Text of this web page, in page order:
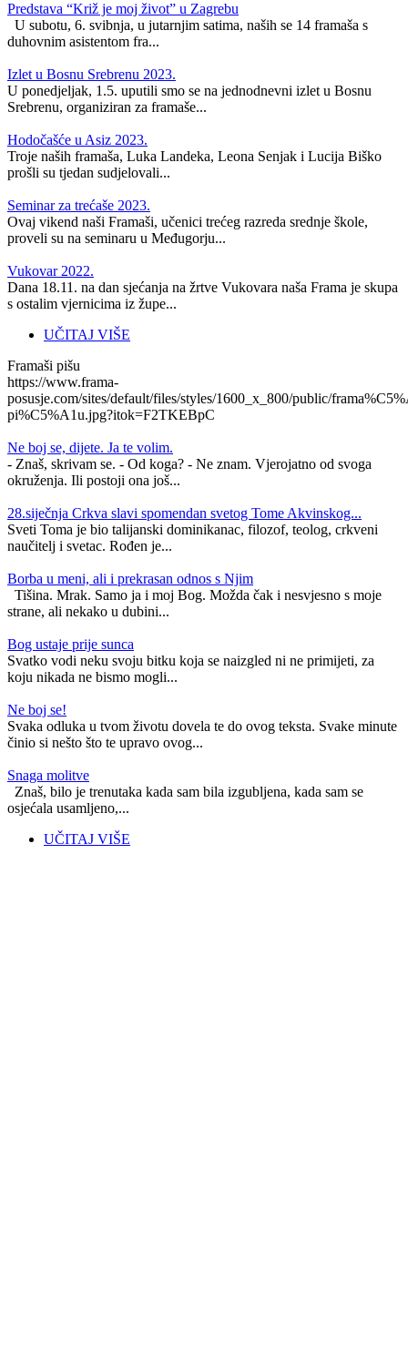
Predstava “Križ je moj život” u Zagrebu
U subotu, 6. svibnja, u jutarnjim satima, naših se 14 framaša s
duhovnim asistentom fra...
Izlet u Bosnu Srebrenu 2023.
U ponedjeljak, 1.5. uputili smo se na jednodnevni izlet u Bosnu
Srebrenu, organiziran za framaše...
Hodočašće u Asiz 2023.
Troje naših framaša, Luka Landeka, Leona Senjak i Lucija Biško
prošli su tjedan sudjelovali...
Seminar za trećaše 2023.
Ovaj vikend naši Framaši, učenici trećeg razreda srednje škole,
proveli su na seminaru u Međugorju...
Vukovar 2022.
Dana 18.11. na dan sjećanja na žrtve Vukovara naša Frama je skupa
s ostalim vjernicima iz župe...
UČITAJ VIŠE
Framaši pišu
https://www.frama-
posusje.com/sites/default/files/styles/1600_x_800/public/
pi%C5%A1u.jpg?itok=F2TKEBpC
Ne boj se, dijete. Ja te volim.
- Znaš, skrivam se. - Od koga? - Ne znam. Vjerojatno od svoga
okruženja. Ili postoji ona još...
28.siječnja Crkva slavi spomendan svetog Tome Akvinskog...
Sveti Toma je bio talijanski dominikanac, filozof, teolog, crkveni
naučitelj i svetac. Rođen je...
Borba u meni, ali i prekrasan odnos s Njim
Tišina. Mrak. Samo ja i moj Bog. Možda čak i nesvjesno s moje
strane, ali nekako u dubini...
Bog ustaje prije sunca
Svatko vodi neku svoju bitku koja se naizgled ni ne primijeti, za
koju nikada ne bismo mogli...
Ne boj se!
Svaka odluka u tvom životu dovela te do ovog teksta. Svake minute
činio si nešto što te upravo ovog...
Snaga molitve
Znaš, bilo je trenutaka kada sam bila izgubljena, kada sam se
osjećala usamljeno,...
UČITAJ VIŠE